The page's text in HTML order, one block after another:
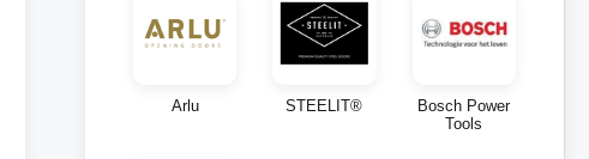
Arlu STEELIT®
Bosch Power
Tools